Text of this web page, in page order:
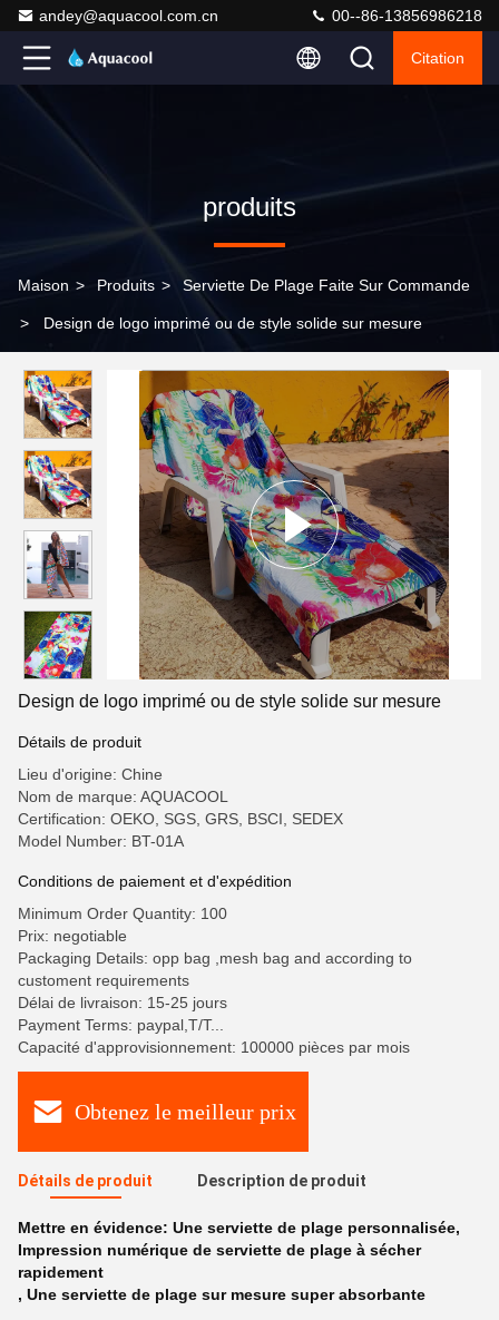
andey@aquacool.com.cn 00--86-13856986218
Citation
produits
Maison > Produits > Serviette De Plage Faite Sur Commande
> Design de logo imprimé ou de style solide sur mesure
Design de logo imprimé ou de style solide sur mesure
Détails de produit
Lieu d'origine: Chine
Nom de marque: AQUACOOL
Certification: OEKO, SGS, GRS, BSCI, SEDEX
Model Number: BT-01A
Conditions de paiement et d'expédition
Minimum Order Quantity: 100
Prix: negotiable
Packaging Details: opp bag ,mesh bag and according to
customent requirements
Délai de livraison: 15-25 jours
Payment Terms: paypal,T/T...
Capacité d'approvisionnement: 100000 pièces par mois
Obtenez le meilleur prix
Détails de produit Description de produit
Mettre en évidence: Une serviette de plage personnalisée,
Impression numérique de serviette de plage à sécher
rapidement
, Une serviette de plage sur mesure super absorbante